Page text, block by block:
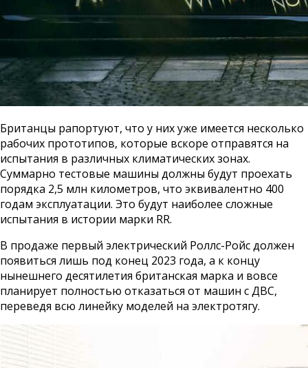
Британцы рапортуют, что у них уже имеется несколько
рабочих прототипов, которые вскоре отправятся на
испытания в различных климатических зонах.
Суммарно тестовые машины должны будут проехать
порядка 2,5 млн километров, что эквивалентно 400
годам эксплуатации. Это будут наиболее сложные
испытания в истории марки RR.
В продаже первый электрический Роллс-Ройс должен
появиться лишь под конец 2023 года, а к концу
нынешнего десятилетия британская марка и вовсе
планирует полностью отказаться от машин с ДВС,
переведя всю линейку моделей на электротягу.